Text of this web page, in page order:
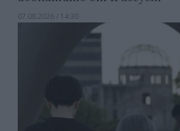
07.08.2026 / 14:30